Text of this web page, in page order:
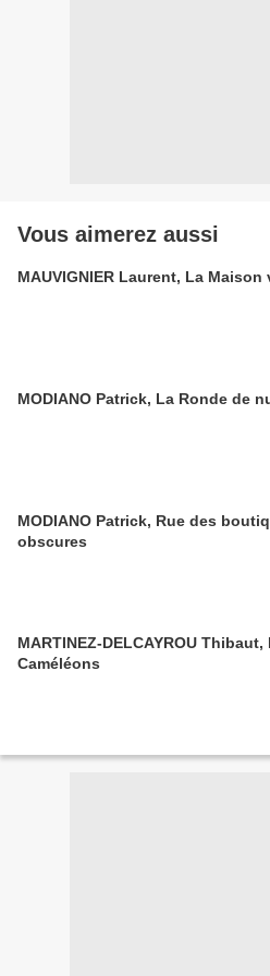
Vous aimerez aussi
MAUVIGNIER Laurent, La Maison
MODIANO Patrick, La Ronde de
MODIANO Patrick, Rue des
obscures
MARTINEZ-DELCAYROU Thibaut,
Caméléons